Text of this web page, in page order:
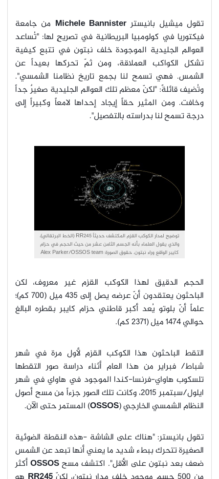
تقول ميشيل بانيسترMichele Bannister
من جامعة
فيكتوريا في كولومبيا البريطانية في تصريحٍ لها: "تُساعد
العوالم الجليدية الموجودة خلف نبتون في تتبع كيفية
تشكل الكواكب العملاقة، ومن ثمّ تحركها بعيداً عن
الشمس. فهي تسمح لنا بجمع تاريخ نظامنا الشمسي".
وتُضيف قائلةً: "لكنّ معظم تلك العوالم الجليدية صغيرٌ جداً
وخافت. ومن المثير حقاً إيجاد إحداها لامعاً وكبيراً إلى
درجة تسمح لنا بدراسته بالتفصيل".
توضيح لمدار الكوكب القزم المكتشف حديثاً RR245 (الخط البرتقالي)،
والذي يقول العلماء بأنه الجسم الثامن عشر من حيث الحجم في حزام
كايبر الواقع وراء نبتون. حقوق الصورة: Alex Parker/OSSOS team
الحجم الدقيق لهذا الكوكب القزم غير معروف، لكن
الباحثون يعتقدون أنّ عرضه يصل إلى 435 ميل (700 كم)؛
علماً أنّ بلوتو يُعد أكبر قاطني حزام كايبر بقطره البالغ
حوالي 1474 ميل (2371 كم).
التقط الباحثون هذا الكوكب القزم لأول مرة في شهر
شباط/ فبراير من هذا العام أثناء دراسة صور التقطها
تلسكوب هاواي-فرنسا-كندا الموجود في هاواي في شهر
ايلول/سبتمبر 2015، وكانت تلك الصور جزءاً من مسح أصول
النظام الشمسي الخارجي (OSSOS) المستمر حتى الآن.
تقول بانيستر: "هناك على الشاشة -هذه النقطة الضوئية
الصغيرة تتحرك ببطء شديد ما يعني أنها تبعد عن الشمس
ضعف بعد نبتون على الأقل". اكتشف مسح OSSOSأكثر